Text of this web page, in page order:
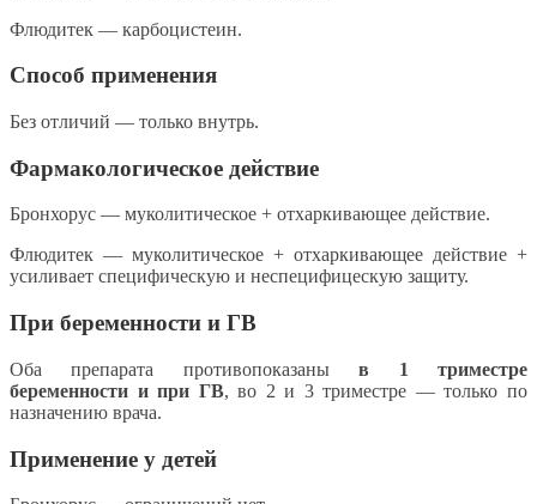
Флюдитек — карбоцистеин.
Способ применения
Без отличий — только внутрь.
Фармакологическое действие
Бронхорус — муколитическое + отхаркивающее действие.
Флюдитек — муколитическое + отхаркивающее действие +
усиливает специфическую и неспецифицескую защиту.
При беременности и ГВ
Оба препарата противопоказаныв 1 триместре
беременности и при ГВ, во 2 и 3 триместре — только по
назначению врача.
Применение у детей